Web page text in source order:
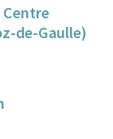
Centre
de-Gaulle)